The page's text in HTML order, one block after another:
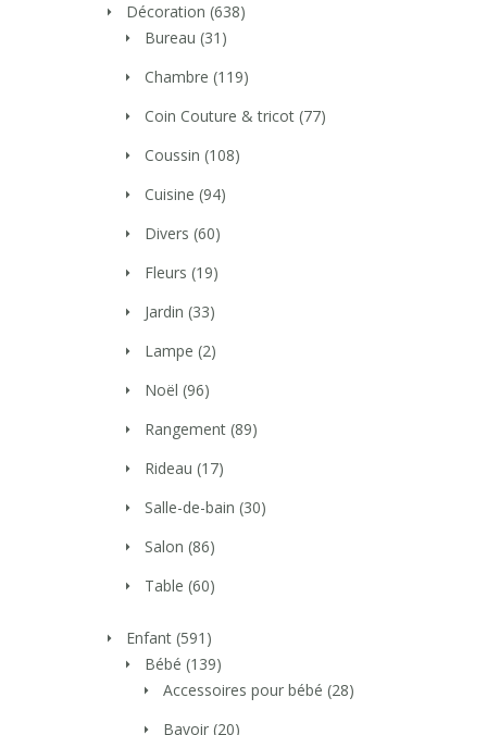
Décoration (638)
Bureau (31)
Chambre (119)
Coin Couture & tricot (77)
Coussin (108)
Cuisine (94)
Divers (60)
Fleurs (19)
Jardin (33)
Lampe (2)
Noël (96)
Rangement (89)
Rideau (17)
Salle-de-bain (30)
Salon (86)
Table (60)
Enfant (591)
Bébé (139)
Accessoires pour bébé (28)
Bavoir (20)